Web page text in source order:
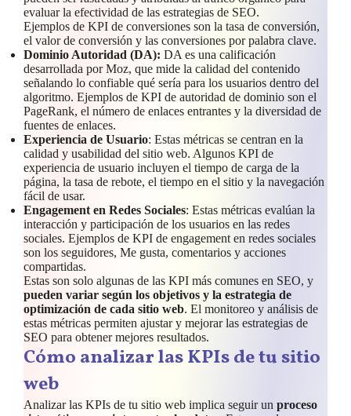
evaluar la efectividad de las estrategias de SEO.
Ejemplos de KPI de conversiones son la tasa de conversión,
el valor de conversión y las conversiones por palabra clave.
Dominio Autoridad (DA): DA es una calificación
desarrollada por Moz, que mide la calidad del contenido
señalando lo confiable qué sería para los usuarios dentro del
algoritmo. Ejemplos de KPI de autoridad de dominio son el
PageRank, el número de enlaces entrantes y la diversidad de
fuentes de enlaces.
Experiencia de Usuario: Estas métricas se centran en la
calidad y usabilidad del sitio web. Algunos KPI de
experiencia de usuario incluyen el tiempo de carga de la
página, la tasa de rebote, el tiempo en el sitio y la navegación
fácil de usar.
Engagement en Redes Sociales: Estas métricas evalúan la
interacción y participación de los usuarios en las redes
sociales. Ejemplos de KPI de engagement en redes sociales
son los seguidores, Me gusta, comentarios y acciones
compartidas.
Estas son solo algunas de las KPI más comunes en SEO, y
pueden variar según los objetivos y la estrategia de
optimización de cada sitio web. El monitoreo y análisis de
estas métricas permiten ajustar y mejorar las estrategias de
SEO para obtener mejores resultados.
Cómo analizar las KPIs de tu sitio
web
Analizar las KPIs de tu sitio web implica seguir un proceso